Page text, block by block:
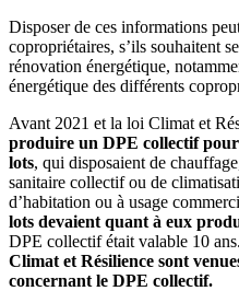
Disposer de ces informations
copropriétaires, s’ils souhaitent
rénovation énergétique,
énergétique des différents
Avant 2021 et la loi Climat et
produire un DPE collectif pour
lots, qui disposaient de
sanitaire collectif ou de
d’habitation ou à usage
lots devaient quant à eux
DPE collectif était valable 10
Climat et Résilience sont
concernant le DPE collectif.